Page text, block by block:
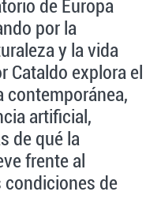
de Europa
por la
y la vida
Cataldo explora el
contemporánea,
artificial,
de qué la
frente al
condiciones de